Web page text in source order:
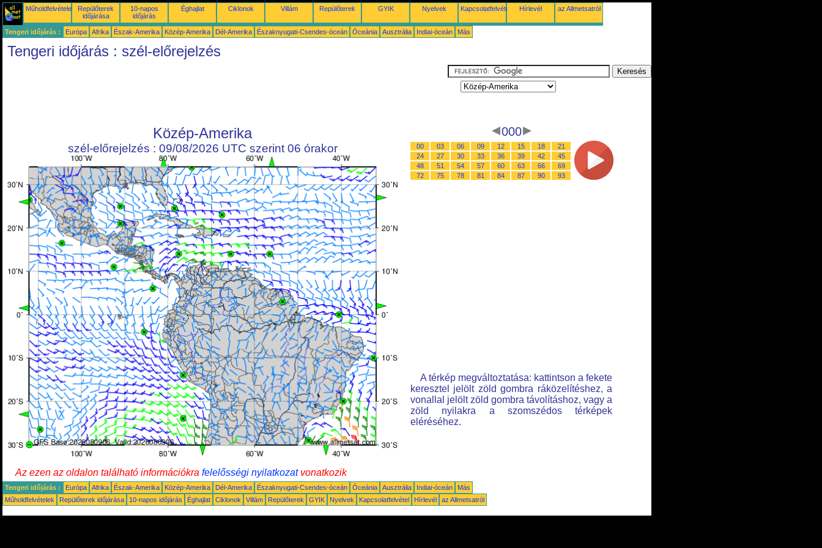
Műholdfelvételek
Repülőterek
időjárása
10-napos
időjárás
Éghajlat Ciklonok Villám Repülőterek GYIK Nyelvek Kapcsolatfelvétel Hírlevél az Allmetsatról
Tengeri időjárás : Európa Afrika Észak-Amerika Közép-Amerika Dél-Amerika Északnyugati-Csendes-óceán Óceánia Ausztrália Indiai-óceán Más
Tengeri időjárás : szél-előrejelzés
Közép-Amerika
szél-előrejelzés : 09/08/2026 UTC szerint 06 órakor
000
00 03 06 09 12 15 18
21
24
27 30 33 36 39 42
45
48
51 54 57 60 63 66
69
72
75 78 81 84 87 90 93
A térkép megváltoztatása: kattintson a fekete
keresztel jelölt zöld gombra ráközelítéshez, a
vonallal jelölt zöld gombra távolításhoz, vagy a
zöld nyilakra a szomszédos térképek
eléréséhez.
Az ezen az oldalon található információkra felelősségi nyilatkozatvonatkozik
Tengeri időjárás : Európa Afrika Észak-Amerika Közép-Amerika Dél-Amerika Északnyugati-Csendes-óceán Óceánia Ausztrália Indiai-óceán
Más
Műholdfelvételek
Repülőterek időjárása 10-napos időjárás Éghajlat Ciklonok Villám Repülőterek GYIK Nyelvek Kapcsolatfelvétel Hírlevél az Allmetsatról